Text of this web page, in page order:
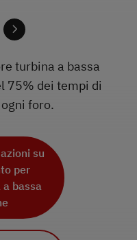
turbina a bassa
75% dei tempi di
foro.
su
per
bassa
su
di
su
di